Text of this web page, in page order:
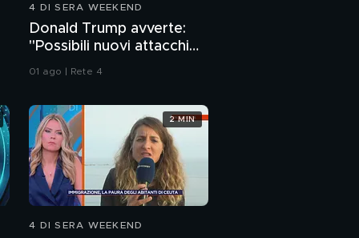
Ecco l'altra guerra dei
servizi segreti
In diretta da Pescara
"Benzina alle stelle,
così si ferma l'Italia"
Boom della benzina,
4 DI SERA WEEKEND
Donald Trump avverte:
"Possibili nuovi attacchi
all'Iran"
01 ago | Rete 4
4 DI SERA WEEKEND
2 MIN